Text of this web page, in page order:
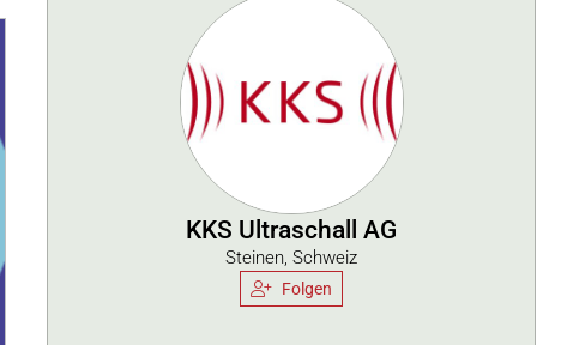
KKS Ultraschall AG
Steinen, Schweiz
Folgen